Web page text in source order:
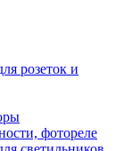
розеток и
фотореле